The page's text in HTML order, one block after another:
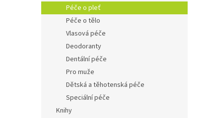
n
e
Péče o pleť
Péče o tělo
Vlasová péče
Deodoranty
Dentální péče
Pro muže
Dětská a těhotenská péče
Speciální péče
Knihy